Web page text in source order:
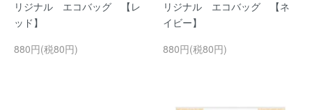
リジナル エコバッグ 【レ
ッド】
880円(税80円)
リジナル エコバッグ 【ネ
イビー】
880円(税80円)